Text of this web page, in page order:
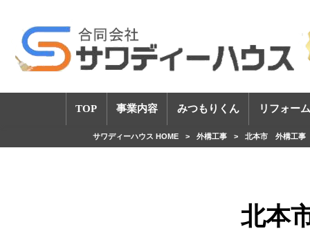
TOP 事業内容 みつもりくん リフォー
サワディーハウス HOME > 外構工事 > 北本市 外構工事
北本